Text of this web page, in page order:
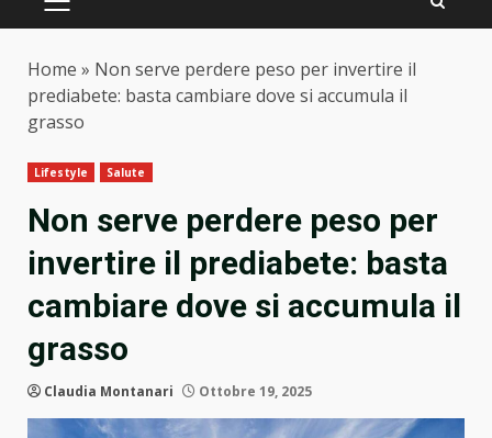
PRIMARY
Home » Non serve perdere peso per invertire il
prediabete: basta cambiare dove si accumula il
grasso
Lifestyle Salute
Non serve perdere peso per
invertire il prediabete: basta
cambiare dove si accumula il
grasso
Claudia Montanari Ottobre 19, 2025